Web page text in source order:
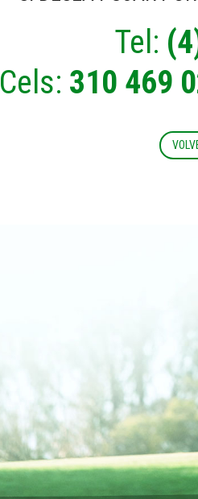
Tel:
Cels: 310 469